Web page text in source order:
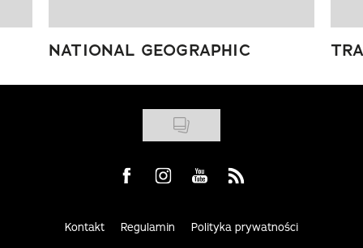
NATIONAL GEOGRAPHIC
Visit us on Facebook
Visit us on Instagram
Visit us on Youtube
Visit us on Rss
Kontakt Regulamin Polityka prywatności